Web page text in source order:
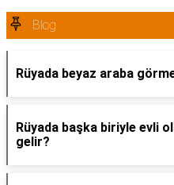
Blog
Rüyada beyaz araba
Rüyada başka biriyle evli
gelir?